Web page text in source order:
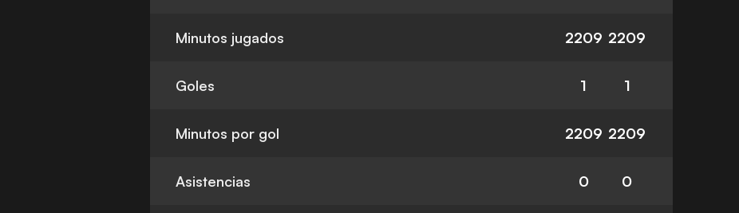
Minutos jugados 2209 2209
Goles 1 1
Minutos por gol 2209 2209
Asistencias 0 0